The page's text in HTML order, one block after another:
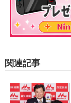
関連記事